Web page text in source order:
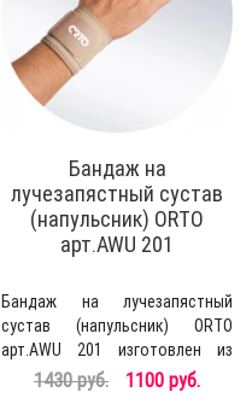
Бандаж на
лучезапястный сустав
(напульсник) ОRТО
арт.AWU 201
Бандаж на лучезапястный
сустав (напульсник) ОRТО
арт.AWU 201 изготовлен из
материалов аэропрен и Co..
1430 руб. 1100 руб.